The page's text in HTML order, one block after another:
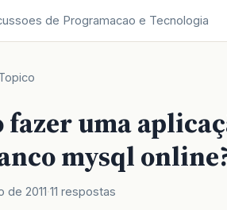
de Programacao e Tecnologia
fazer uma
mysql
de 2011 11 respostas